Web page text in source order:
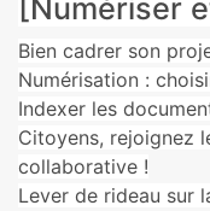
[Numériser
Bien cadrer son
Numérisation :
Indexer les
Citoyens, rejoignez
collaborative !
Lever de rideau sur